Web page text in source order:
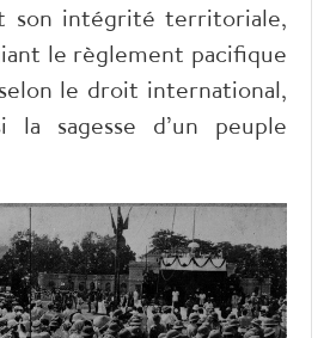
son intégrité territoriale,
le règlement pacifique
le droit international,
la sagesse d’un peuple